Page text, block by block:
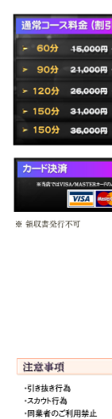
料
金
シ
ス
テ
ム
ト